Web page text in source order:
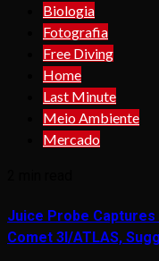
Biologia
Fotografia
Free Diving
Home
Last Minute
Meio Ambiente
Mercado
Juice Probe
Comet 3I/ATLAS,